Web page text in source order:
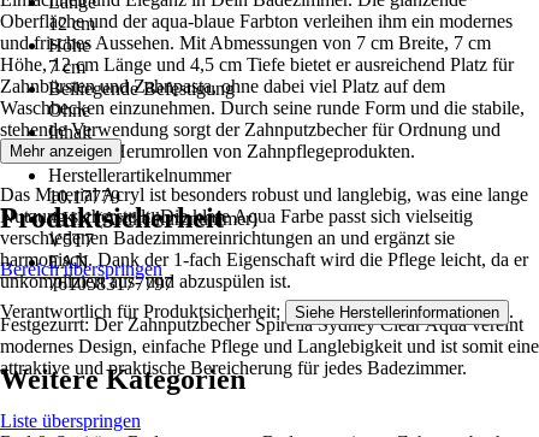
12 cm
Höhe
7 cm
Beiliegende Befestigung
Ohne
Inhalt
1 Stück
Herstellerartikelnummer
10.17779
AKN (Artikelkurznummer)
V5T7
EAN
7610583177797
Oberfläche und der aqua-blaue Farbton verleihen ihm ein modernes
und frisches Aussehen. Mit Abmessungen von 7 cm Breite, 7 cm
Höhe, 12 cm Länge und 4,5 cm Tiefe bietet er ausreichend Platz für
Zahnbürsten und Zahnpasta, ohne dabei viel Platz auf dem
Waschbecken einzunehmen. Durch seine runde Form und die stabile,
stehende Verwendung sorgt der Zahnputzbecher für Ordnung und
verhindert das Herumrollen von Zahnpflegeprodukten.
Das Material Acryl ist besonders robust und langlebig, was eine lange
Nutzung sicherstellt. Die klare Aqua Farbe passt sich vielseitig
verschiedenen Badezimmereinrichtungen an und ergänzt sie
harmonisch. Dank der 1-fach Eigenschaft wird die Pflege leicht, da er
unkompliziert aus- und abzuspülen ist.
Festgezurrt: Der Zahnputzbecher Spirella Sydney Clear Aqua vereint
modernes Design, einfache Pflege und Langlebigkeit und ist somit eine
attraktive und praktische Bereicherung für jedes Badezimmer.
Mehr anzeigen
Produktsicherheit
Bereich überspringen
Verantwortlich für Produktsicherheit: Siehe Herstellerinformationen .
Weitere Kategorien
Liste überspringen